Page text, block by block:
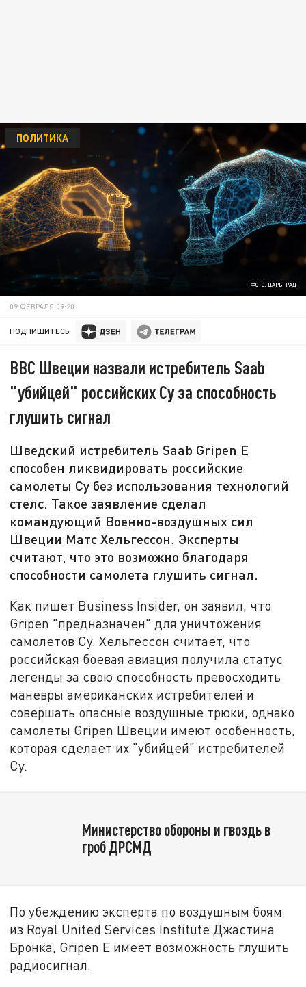
ФОТО: ЦАРЬГРАД
ПОЛИТИКА
09 ФЕВРАЛЯ 09:20
ПОДПИШИТЕСЬ:
ВВС Швеции назвали истребитель Saab
"убийцей" российских Су за способность
глушить сигнал
Шведский истребитель Saab Gripen E
способен ликвидировать российские
самолеты Су без использования технологий
стелс. Такое заявление сделал
командующий Военно-воздушных сил
Швеции Матс Хельгессон. Эксперты
считают, что это возможно благодаря
способности самолета глушить сигнал.
Как пишет Business Insider, он заявил, что
Gripen "предназначен" для уничтожения
самолетов Су. Хельгессон считает, что
российская боевая авиация получила статус
легенды за свою способность превосходить
маневры американских истребителей и
совершать опасные воздушные трюки, однако
самолеты Gripen Швеции имеют особенность,
которая сделает их "убийцей" истребителей
Су.
Министерство обороны и гвоздь в
гроб ДРСМД
По убеждению эксперта по воздушным боям
из Royal United Services Institute Джастина
Бронка, Gripen E имеет возможность глушить
радиосигнал.